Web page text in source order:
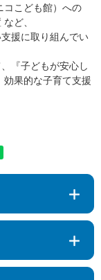
コこども館）への
ど、
援に取り組んでい
『子どもが安心し
効果的な子育て支援